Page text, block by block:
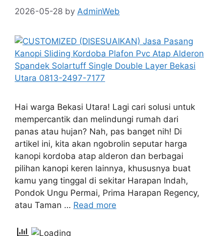
2026-05-28 by AdminWeb
Hai warga Bekasi Utara! Lagi cari solusi untuk
mempercantik dan melindungi rumah dari
panas atau hujan? Nah, pas banget nih! Di
artikel ini, kita akan ngobrolin seputar harga
kanopi kordoba atap alderon dan berbagai
pilihan kanopi keren lainnya, khususnya buat
kamu yang tinggal di sekitar Harapan Indah,
Pondok Ungu Permai, Prima Harapan Regency,
atau Taman … Read more